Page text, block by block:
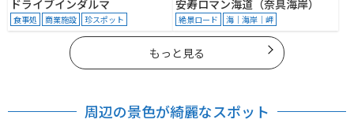
ドライブインダルマ
食事処 商業施設 珍スポット
安寿ロマン海道（奈具海岸）
絶景ロード 海｜海岸｜岬
もっと見る
周辺の景色が綺麗なスポット